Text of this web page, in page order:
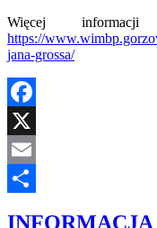
Więcej
https://
jana-grossa/
Facebook
X
Email
INFORMACJA